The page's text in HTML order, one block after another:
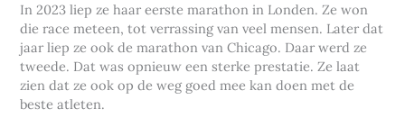
In 2023 liep ze haar eerste marathon in Londen. Ze won
die race meteen, tot verrassing van veel mensen. Later dat
jaar liep ze ook de marathon van Chicago. Daar werd ze
tweede. Dat was opnieuw een sterke prestatie. Ze laat
zien dat ze ook op de weg goed mee kan doen met de
beste atleten.